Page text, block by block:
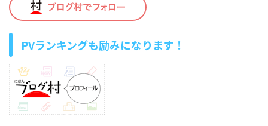
PVランキングも励みになります！